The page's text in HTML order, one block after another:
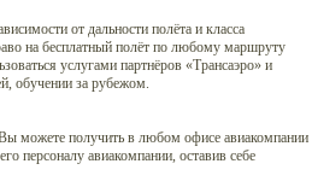
от дальности полёта и класса
на бесплатный полёт по любому маршруту
услугами партнёров «Трансаэро» и
обучении за рубежом.
можете получить в любом офисе авиакомпании
персоналу авиакомпании, оставив себе